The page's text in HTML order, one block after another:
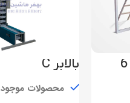
دستگاه بسته بندی 6 بالابر C
محصولات موجود